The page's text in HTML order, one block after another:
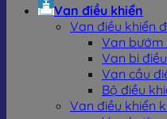
Van điều khiển
Van điều khiển
Van bướm
Van bi
Van cầu
Bộ điều
Van điều khiển